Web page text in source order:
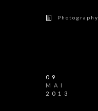
Photography
09
MAI
2013